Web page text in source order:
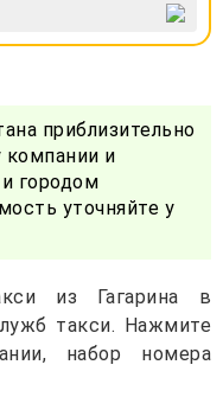
приблизительно
и
городом
уточняйте у
из Гагарина в
такси. Нажмите
набор номера